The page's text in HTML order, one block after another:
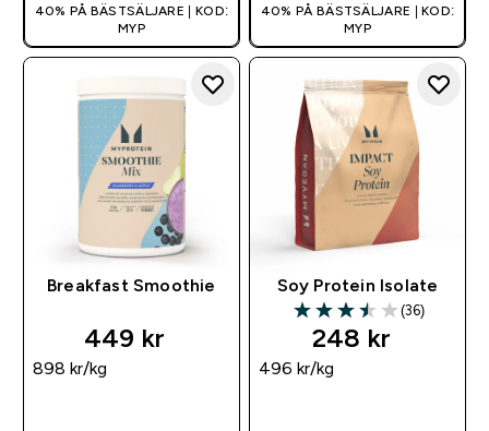
40% PÅ BÄSTSÄLJARE | KOD:
MYP
40% PÅ BÄSTSÄLJARE | KOD:
MYP
Breakfast Smoothie
449 kr‎
898 kr‎/kg
Soy Protein Isolate
3.5 out of 5 stars
(36)
248 kr‎
496 kr‎/kg